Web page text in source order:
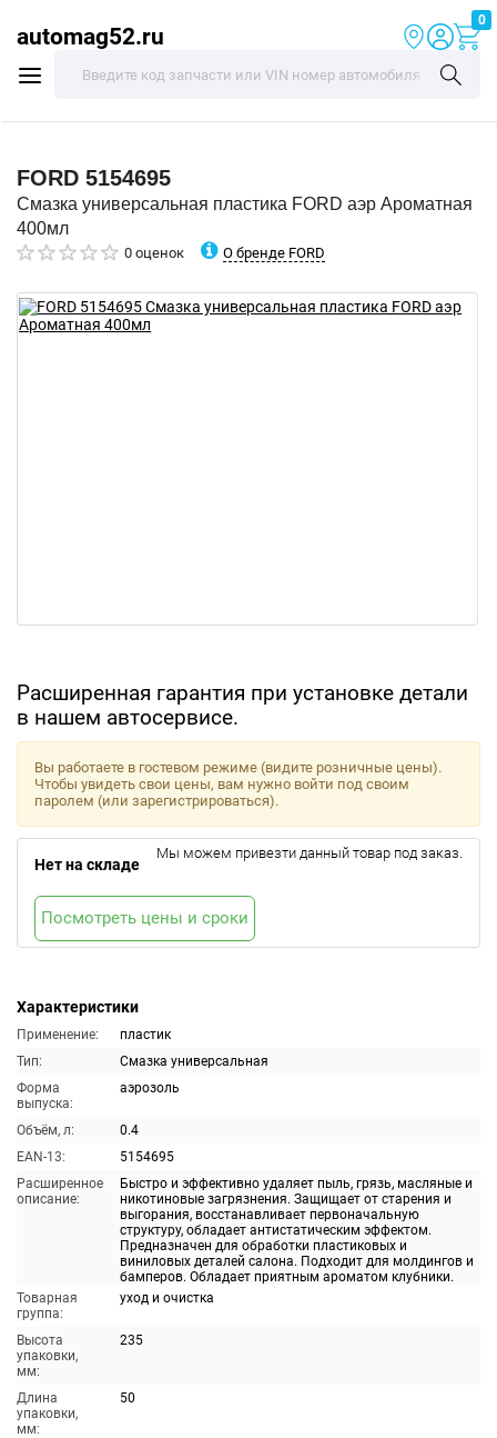
automag52.ru
0
FORD 5154695
Смазка универсальная пластика FORD аэр Ароматная
400мл
0 оценок О бренде FORD
Расширенная гарантия при установке детали
в нашем автосервисе.
Характеристики
Применение:
пластик
Тип:
Смазка универсальная
Форма
выпуска:
аэрозоль
Объём, л:
0.4
EAN-13:
5154695
Расширенное
описание:
Быстро и эффективно удаляет пыль, грязь, масляные и
никотиновые загрязнения. Защищает от старения и
выгорания, восстанавливает первоначальную
структуру, обладает антистатическим эффектом.
Предназначен для обработки пластиковых и
виниловых деталей салона. Подходит для молдингов и
бамперов. Обладает приятным ароматом клубники.
Товарная
группа:
уход и очистка
Высота
упаковки,
мм:
235
Длина
упаковки,
мм:
50
Вы работаете в гостевом режиме (видите розничные цены).
Чтобы увидеть свои цены, вам нужно войти под своим
паролем (или зарегистрироваться).
Нет на складе
Мы можем привезти данный товар под заказ.
Посмотреть цены и сроки